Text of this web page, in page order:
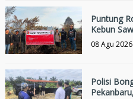
Puntung
Kebun
08 Agu 2026
Polisi